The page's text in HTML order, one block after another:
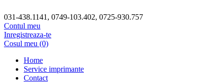
031-438.1141, 0749-103.402, 0725-930.757
Contul meu
Inregistreaza-te
Cosul meu (0)
Home
Service imprimante
Contact